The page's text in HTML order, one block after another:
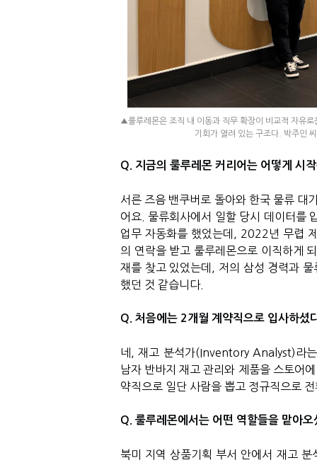
▲룰루레몬은 조직 내 이동과 직무 확장이 비교적 자유
기회가 열려 있는 구조다. 박주인
Q. 지금의 룰루레몬 커리어는 어떻게 시
서른 즈음 밴쿠버로 돌아와 한국 물류 대
어요. 물류회사에서 일할 당시 데이터를
업무 자동화를 했었는데, 2022년 무렵
의 연락을 받고 룰루레몬으로 이직하게
재를 찾고 있었는데, 저의 삼성 경력과
했던 것 같습니다.
Q. 처음에는 2개월 계약직으로 입사하셨
네, 재고 분석가(Inventory Analyst)라
남자 반바지 재고 관리와 제품을 스토어
약직으로 일단 사람을 뽑고 정규직으로
Q. 룰루레몬에서는 어떤 역할들을 맡아오
북미 지역 상품기획 부서 안에서 재고